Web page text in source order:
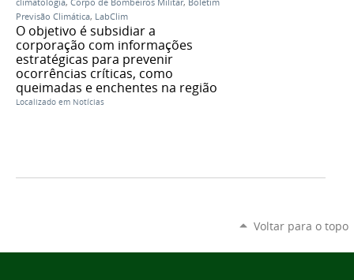
Previsão Climática, LabClim
O objetivo é subsidiar a
corporação com informações
estratégicas para prevenir
ocorrências críticas, como
queimadas e enchentes na região
Localizado em Notícias
Voltar para o topo